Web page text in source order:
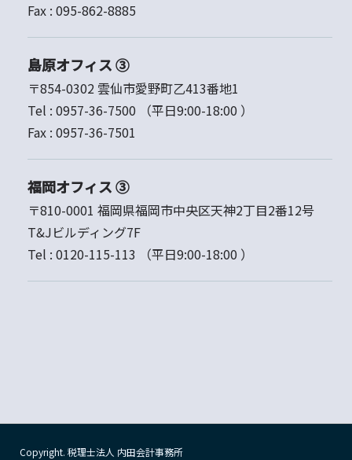
Fax : 095-862-8885
島原オフィス ③
〒854-0302 雲仙市愛野町乙413番地1
Tel : 0957-36-7500
（平日9:00-18:00 ）
Fax : 0957-36-7501
福岡オフィス ③
〒810-0001 福岡県福岡市中央区天神2丁目2番12号
T&Jビルディング7F
Tel : 0120-115-113 （平日9:00-18:00 ）
Copyright. 税理士法人 内田会計事務所